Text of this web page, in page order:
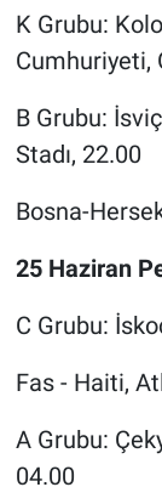
K Grubu:
Cumhuriyeti,
B Grubu:
Stadı, 22.00
Bosna-
25 Haziran
C Grubu:
Fas - Haiti,
A Grubu:
04.00